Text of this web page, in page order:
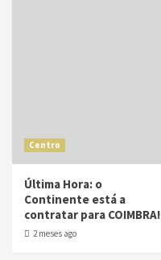
Centro
Última Hora: o
Continente está a
contratar para COIMBRA!
2 meses ago